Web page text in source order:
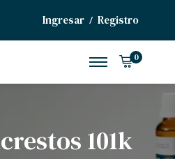
Ingresar / Registro
0
101k